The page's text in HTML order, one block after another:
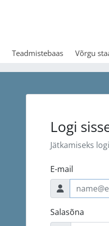
Teadmistebaas Võrgu
Logi
Jätkamiseks
E-mail
Salasõna